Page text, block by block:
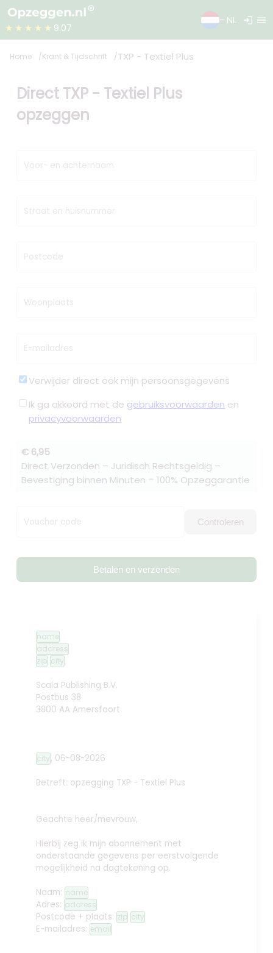
★★★★★ 9.07
- NL login menu
Home Krant & Tijdschrift TXP - Textiel Plus
Direct TXP - Textiel Plus
opzeggen
Voor- en achternaam
Straat en huisnummer
Postcode
Woonplaats
E-mailadres
Verwijder direct ook mijn persoonsgegevens
Ik ga akkoord met de gebruiksvoorwaarden en
privacyvoorwaarden
€ 6,95
Direct Verzonden – Juridisch Rechtsgeldig –
Bevestiging binnen Minuten – 100% Opzeggarantie
Voucher code Controleren
Betalen en verzenden
name
address
zip city
Scala Publishing B.V.
Postbus 38
3800 AA Amersfoort
city, 06-08-2026
Betreft: opzegging TXP - Textiel Plus
Geachte heer/mevrouw,
Hierbij zeg ik mijn abonnement met
onderstaande gegevens per eerstvolgende
mogelijkheid na dagtekening op.
Naam: name
Adres: address
Postcode + plaats: zip city
E-mailadres: email